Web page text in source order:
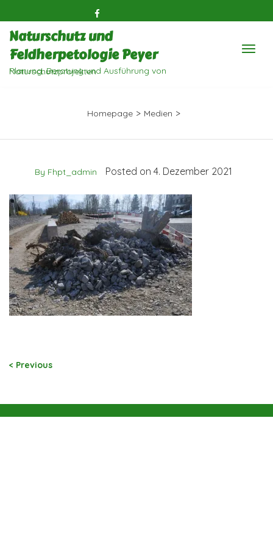
Naturschutz und
Feldherpetologie Peyer
Planung, Beratung und Ausführung von Naturschutzprojekten
Homepage > Medien >
By Fhpt_admin Posted on 4. Dezember 2021
< Previous